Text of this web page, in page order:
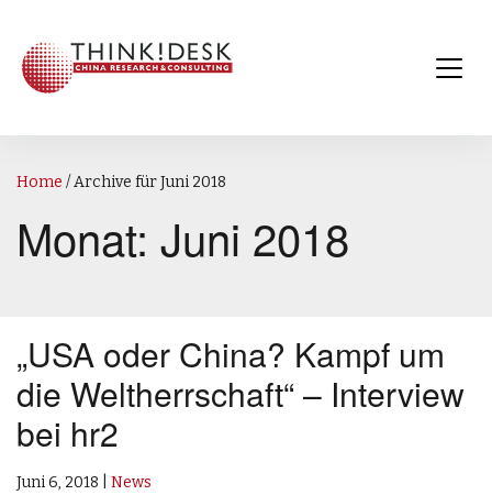
Home /Archive für Juni 2018
Monat: Juni 2018
„USA oder China? Kampf um
die Weltherrschaft“ – Interview
bei hr2
Juni 6, 2018 News